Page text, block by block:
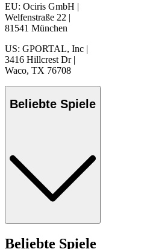
EU: Ociris GmbH |
Welfenstraße 22 |
81541 München
US: GPORTAL, Inc |
3416 Hillcrest Dr |
Waco, TX 76708
Beliebte Spiele
Beliebte Spiele